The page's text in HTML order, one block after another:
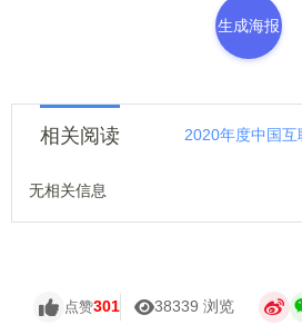
生成海报
相关阅读 2020年度中国
无相关信息
点赞301 38339 浏览